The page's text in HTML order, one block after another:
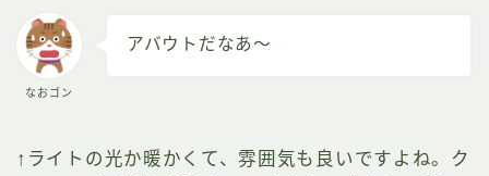
なおゴン
アバウトだなあ～
↑ライトの光か暖かくて、雰囲気も良いですよね。ク